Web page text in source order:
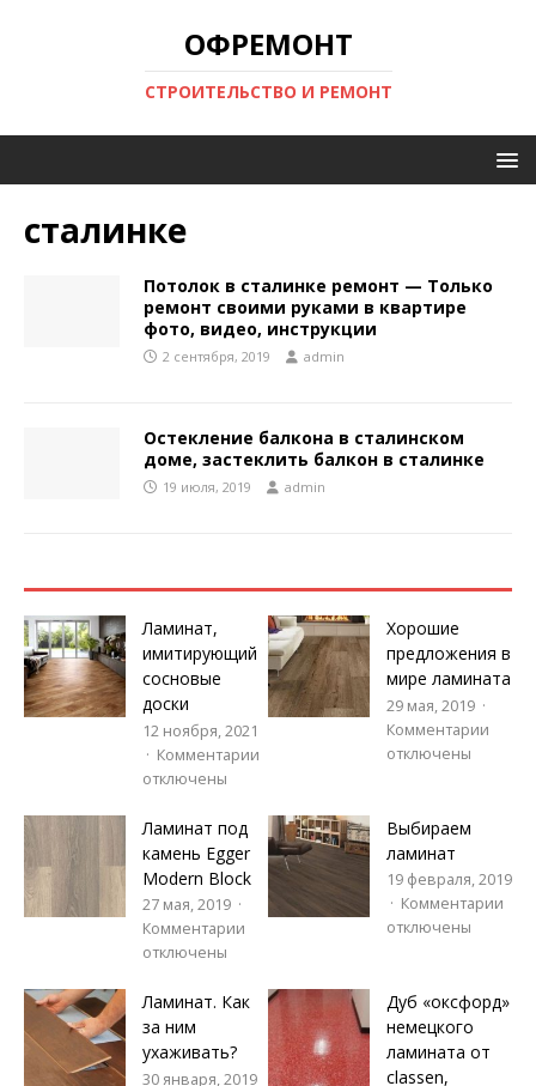
ОФРЕМОНТ
СТРОИТЕЛЬСТВО И РЕМОНТ
сталинке
Потолок в сталинке ремонт — Только
ремонт своими руками в квартире
фото, видео, инструкции
2 сентября, 2019 admin
Остекление балкона в сталинском
доме, застеклить балкон в сталинке
19 июля, 2019 admin
Ламинат,
имитирующий
сосновые
доски
12 ноября, 2021
Комментарии
отключены
Хорошие
предложения в
мире ламината
29 мая, 2019
Комментарии
отключены
Ламинат под
камень Egger
Modern Block
27 мая, 2019
Комментарии
отключены
Выбираем
ламинат
19 февраля, 2019
Комментарии
отключены
Ламинат. Как
за ним
ухаживать?
30 января, 2019
Дуб «оксфорд»
немецкого
ламината от
classen,